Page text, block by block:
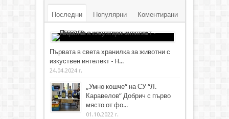
Последни Популярни Коментирани
Първата в света хранилка за животни с
изкуствен интелект - H...
24.04.2024 г.
„Умно кошче“ на СУ “Л.
Каравелов” Добрич с първо
място от фо...
01.10.2022 г.